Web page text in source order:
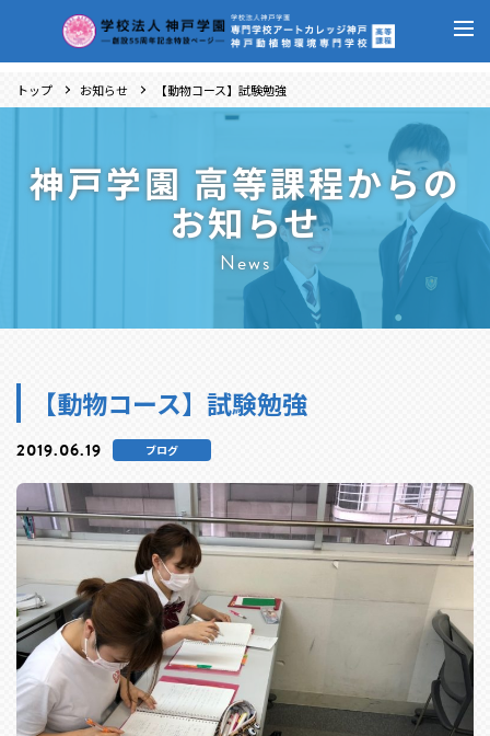
トップ お知らせ 【動物コース】試験勉強
神戸学園 高等課程からの
お知らせ
News
【動物コース】試験勉強
2019.06.19 ブログ